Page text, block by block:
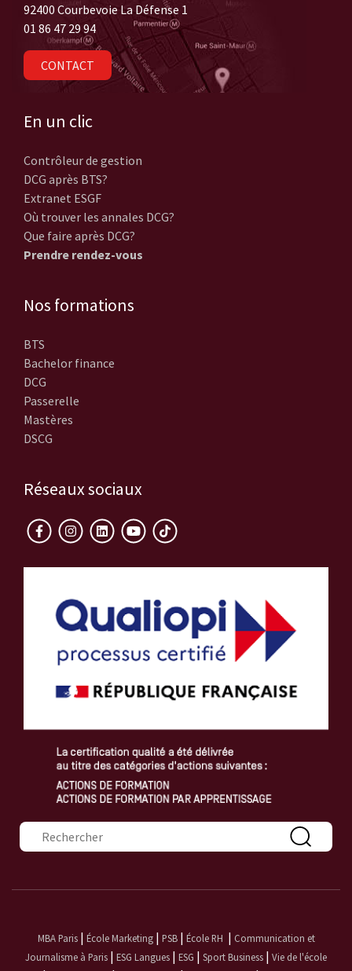
92400 Courbevoie La Défense 1
01 86 47 29 94
CONTACT
En un clic
Contrôleur de gestion
DCG après BTS?
Extranet ESGF
Où trouver les annales DCG?
Que faire après DCG?
Prendre rendez-vous
Nos formations
BTS
Bachelor finance
DCG
Passerelle
Mastères
DSCG
Réseaux sociaux
Formulaire de recherche
MBA Paris| École Marketing| PSB| École RH | Communication et
Journalisme à Paris | ESG Langues | ESG | Sport Business | Vie de l'école